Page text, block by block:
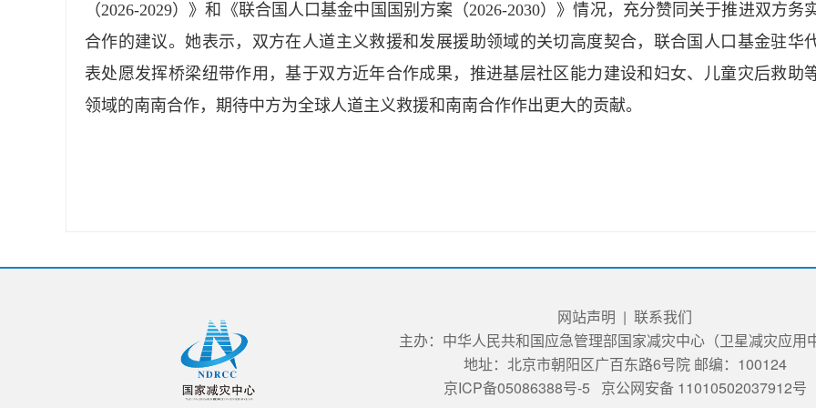
（2026-2029）》和《联合国人口基金中国国别方案（2026-2030）》情况，充分赞同关于推进双方务
合作的建议。她表示，双方在人道主义救援和发展援助领域的关切高度契合，联合国人口基金驻华
表处愿发挥桥梁纽带作用，基于双方近年合作成果，推进基层社区能力建设和妇女、儿童灾后救助
领域的南南合作，期待中方为全球人道主义救援和南南合作作出更大的贡献。
网站声明 |联系我们
主办：中华人民共和国应急管理部国家减灾中心（卫星减灾应用
地址：北京市朝阳区广百东路6号院 邮编：100124
京ICP备05086388号-5
京公网安备 11010502037912号